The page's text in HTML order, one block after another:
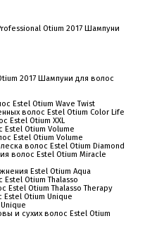
Otium 2017 Шампуни
2017 Шампуни для волос
Estel Otium Wave Twist
волос Estel Otium Color Life
Estel Otium XXL
Otium Volume
Estel Otium Volume
волос Estel Otium Diamond
волос Estel Otium Miracle
Estel Otium Aqua
Otium Thalasso
Estel Otium Thalasso Therapy
Estel Otium Unique
и сухих волос Estel Otium